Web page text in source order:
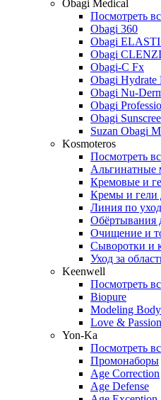
Obagi Medical
Посмотреть
Obagi 360
Obagi ELASTI
Obagi
Obagi-C Fx
Obagi Hydrate
Obagi Nu-
Obagi
Obagi
Suzan Obagi
Kosmoteros
Посмотреть
Альгинатные
Кремовые и
Кремы и гели
Линия по
Обёртывания
Очищение и
Сыворотки и
Уход за
Keenwell
Посмотреть
Biopure
Modeling
Love & Passion
Yon-Ka
Посмотреть
Промонаборы
Age Correction
Age Defense